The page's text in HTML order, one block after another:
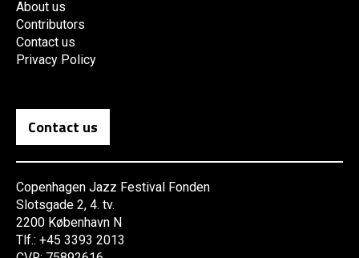
About us
Contributors
Contact us
Privacy Policy
Contact us
Copenhagen Jazz Festival Fonden
Slotsgade 2, 4. tv.
2200 København N
Tlf.: +45 3393 2013